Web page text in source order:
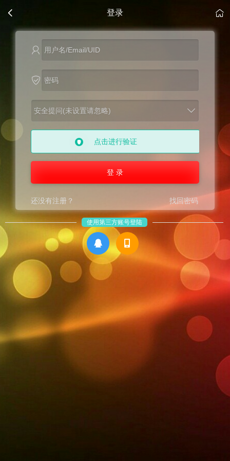
登录
安全提问(未设置请忽略)
点击进行验证
登 录
还没有注册？ 找回密码
使用第三方账号登陆